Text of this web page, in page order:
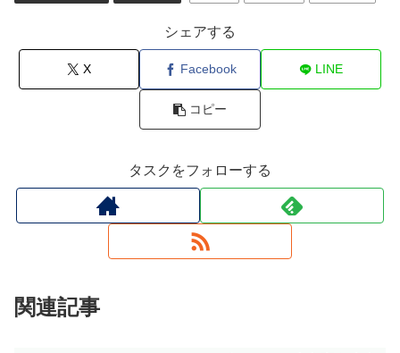
シェアする
X Facebook LINE
コピー
タスクをフォローする
関連記事